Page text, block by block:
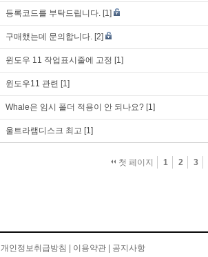
등록코드를 부탁드립니다. [1]
구매했는데 문의합니다. [2]
윈도우 11 작업표시줄에 고정 [1]
윈도우11 관련 [1]
Whale은 임시 폴더 적용이 안 되나요? [1]
울트라램디스크 최고 [1]
첫 페이지 1 2 3
개인정보취급방침 이용약관 공지사항